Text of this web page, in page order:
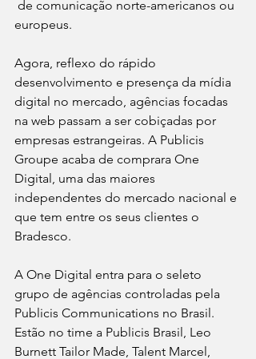
de comunicação norte-americanos ou
europeus.
Agora, reflexo do rápido
desenvolvimento e presença da mídia
digital no mercado, agências focadas
na web passam a ser cobiçadas por
empresas estrangeiras. A Publicis
Groupe acaba de comprara One
Digital, uma das maiores
independentes do mercado nacional e
que tem entre os seus clientes o
Bradesco.
A One Digital entra para o seleto
grupo de agências controladas pela
Publicis Communications no Brasil.
Estão no time a Publicis Brasil, Leo
Burnett Tailor Made, Talent Marcel,